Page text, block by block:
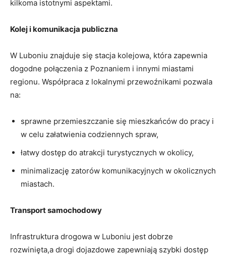
kilkoma istotnymi aspektami.
Kolej i komunikacja publiczna
W Luboniu znajduje się stacja kolejowa, która zapewnia
dogodne połączenia z Poznaniem i innymi miastami
regionu. Współpraca z lokalnymi przewoźnikami pozwala
na:
sprawne przemieszczanie się mieszkańców do pracy i
w celu załatwienia codziennych spraw,
łatwy dostęp do atrakcji turystycznych w okolicy,
minimalizację zatorów komunikacyjnych w okolicznych
miastach.
Transport samochodowy
Infrastruktura drogowa w Luboniu jest dobrze
rozwinięta,a drogi dojazdowe zapewniają szybki dostęp